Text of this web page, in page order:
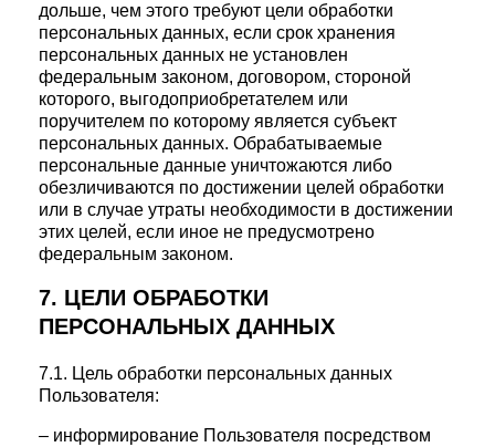
дольше, чем этого требуют цели обработки
персональных данных, если срок хранения
персональных данных не установлен
федеральным законом, договором, стороной
которого, выгодоприобретателем или
поручителем по которому является субъект
персональных данных. Обрабатываемые
персональные данные уничтожаются либо
обезличиваются по достижении целей обработки
или в случае утраты необходимости в достижении
этих целей, если иное не предусмотрено
федеральным законом.
7. ЦЕЛИ ОБРАБОТКИ
ПЕРСОНАЛЬНЫХ ДАННЫХ
7.1. Цель обработки персональных данных
Пользователя:
– информирование Пользователя посредством